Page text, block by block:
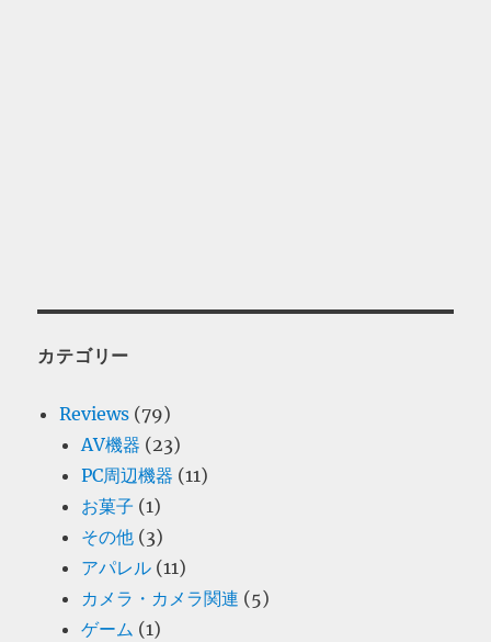
カテゴリー
Reviews (79)
AV機器 (23)
PC周辺機器 (11)
お菓子 (1)
その他 (3)
アパレル (11)
カメラ・カメラ関連 (5)
ゲーム (1)